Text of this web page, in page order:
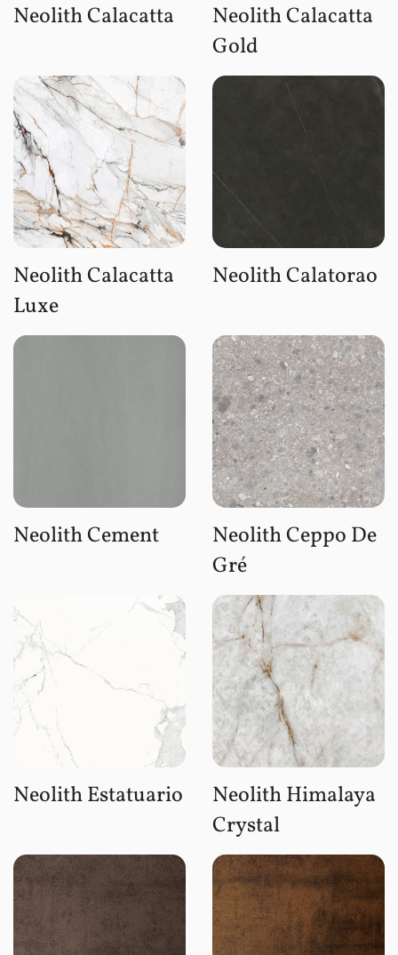
Neolith Calacatta
Neolith Calacatta
Gold
Neolith Calacatta
Luxe
Neolith Calatorao
Neolith Cement
Neolith Ceppo De
Gré
Neolith Estatuario
Neolith Himalaya
Crystal